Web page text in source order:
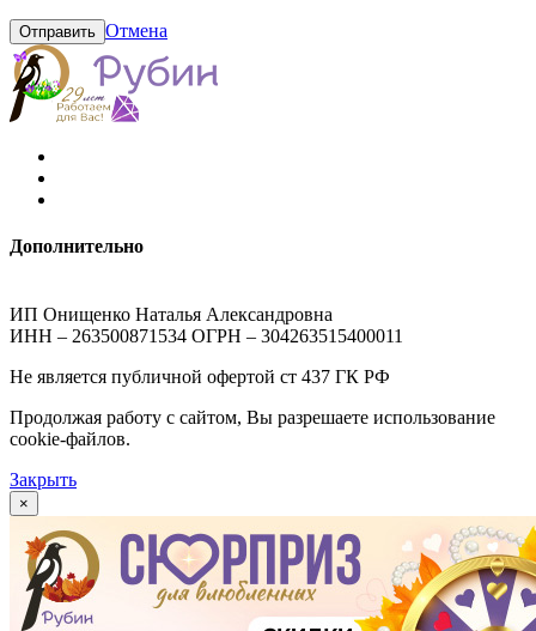
Отправить Отмена
Дополнительно
ИП Онищенко Наталья Александровна
ИНН – 263500871534 ОГРН – 304263515400011
Не является публичной офертой ст 437 ГК РФ
Продолжая работу с сайтом, Вы разрешаете использование
cookie-файлов.
Закрыть
×